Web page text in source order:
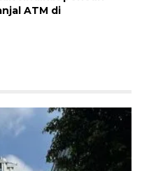
ATM di